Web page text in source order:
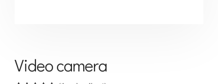
Video camera